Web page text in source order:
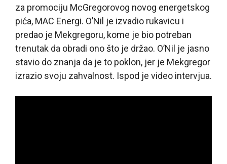
za promociju McGregorovog novog energetskog
pića, MAC Energi. O’Nil je izvadio rukavicu i
predao je Mekgregoru, kome je bio potreban
trenutak da obradi ono što je držao. O’Nil je jasno
stavio do znanja da je to poklon, jer je Mekgregor
izrazio svoju zahvalnost. Ispod je video intervjua.